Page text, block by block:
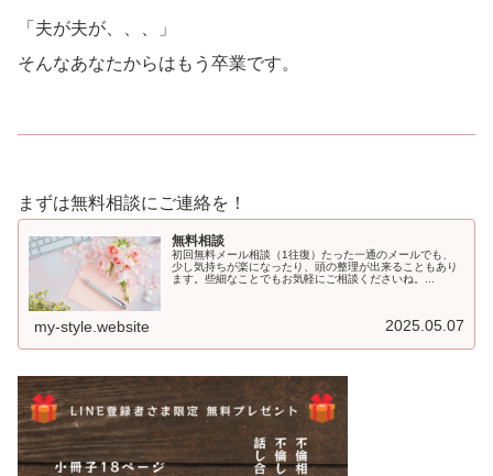
「夫が夫が、、、」
そんなあなたからはもう卒業です。
まずは無料相談にご連絡を！
無料相談
初回無料メール相談（1往復）たった一通のメールでも、
少し気持ちが楽になったり、頭の整理が出来ることもあり
ます。些細なことでもお気軽にご相談くださいね。...
my-style.website 2025.05.07